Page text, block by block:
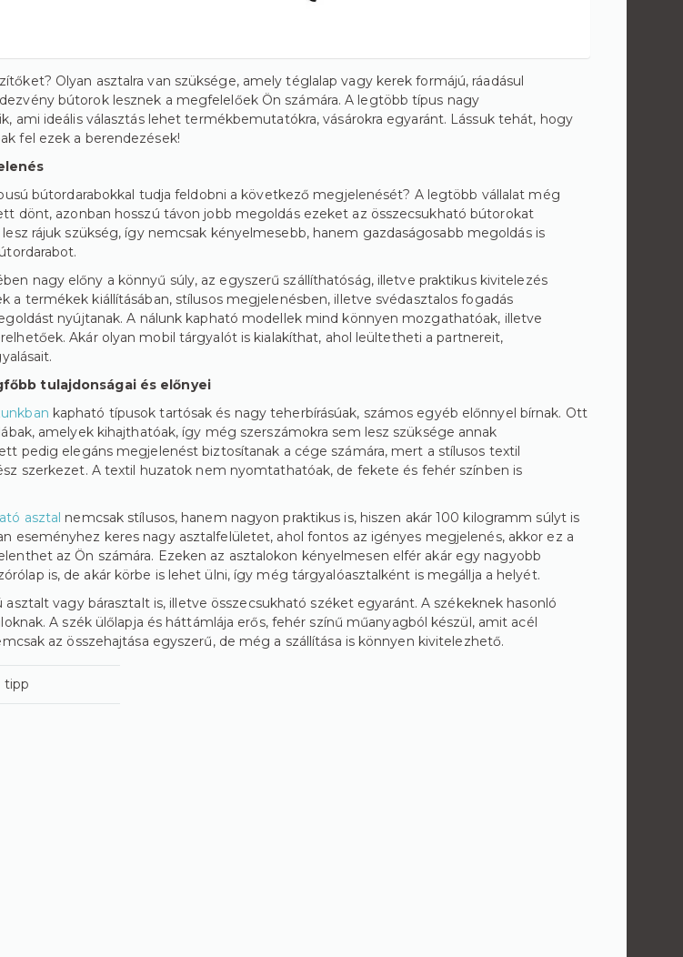
Olyan asztalra van szüksége, amely téglalap vagy kerek formájú, ráadásul
bútorok lesznek a megfelelőek Ön számára. A legtöbb típus nagy
ami ideális választás lehet termékbemutatókra, vásárokra egyaránt. Lássuk tehát, hogy
fel ezek a berendezések!
bútordarabokkal tudja feldobni a következő megjelenését? A legtöbb vállalat még
dönt, azonban hosszú távon jobb megoldás ezeket az összecsukható bútorokat
rájuk szükség, így nemcsak kényelmesebb, hanem gazdaságosabb megoldás is
nagy előny a könnyű súly, az egyszerű szállíthatóság, illetve praktikus kivitelezés
a termékek kiállításában, stílusos megjelenésben, illetve svédasztalos fogadás
nyújtanak. A nálunk kapható modellek mind könnyen mozgathatóak, illetve
Akár olyan mobil tárgyalót is kialakíthat, ahol leültetheti a partnereit,
tulajdonságai és előnyei
kapható típusok tartósak és nagy teherbírásúak, számos egyéb előnnyel bírnak. Ott
amelyek kihajthatóak, így még szerszámokra sem lesz szüksége annak
pedig elegáns megjelenést biztosítanak a cége számára, mert a stílusos textil
szerkezet. A textil huzatok nem nyomtathatóak, de fekete és fehér színben is
asztal nemcsak stílusos, hanem nagyon praktikus is, hiszen akár 100 kilogramm súlyt is
eseményhez keres nagy asztalfelületet, ahol fontos az igényes megjelenés, akkor ez a
az Ön számára. Ezeken az asztalokon kényelmesen elfér akár egy nagyobb
is, de akár körbe is lehet ülni, így még tárgyalóasztalként is megállja a helyét.
asztalt vagy bárasztalt is, illetve összecsukható széket egyaránt. A székeknek hasonló
A szék ülőlapja és háttámlája erős, fehér színű műanyagból készül, amit acél
az összehajtása egyszerű, de még a szállítása is könnyen kivitelezhető.
tipp